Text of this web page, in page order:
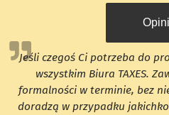
Jeśli czegoś Ci potrzeba do
wszystkim Biura TAXES.
formalności w terminie, bez
doradzą w przypadku